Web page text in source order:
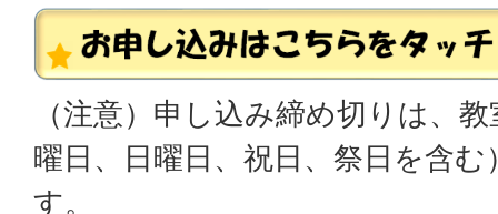
（注意）申し込み締め切りは、
曜日、日曜日、祝日、祭日を含
す。